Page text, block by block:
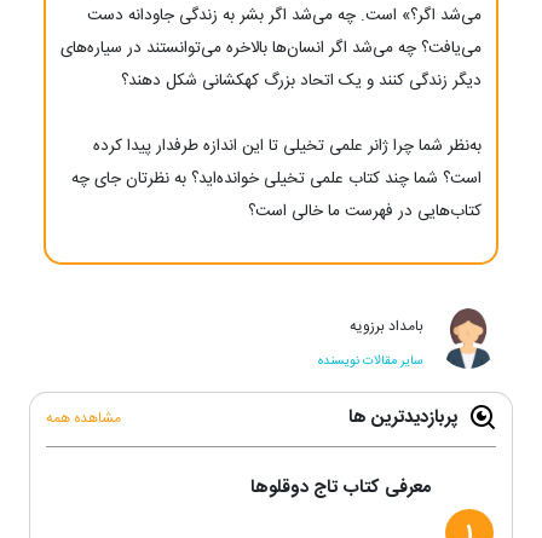
می‌شد اگر؟» است. چه می‌شد اگر بشر به زندگی جاودانه دست
می‌یافت؟ چه می‌شد اگر انسان‌ها بالاخره می‌توانستند در سیاره‌های
دیگر زندگی کنند و یک اتحاد بزرگ کهکشانی شکل دهند؟
به‌نظر شما چرا ژانر علمی تخیلی تا این اندازه طرفدار پیدا کرده
است؟ شما چند کتاب علمی تخیلی خوانده‌اید؟ به‌ نظرتان جای چه
کتاب‌‌هایی در فهرست ما خالی است؟
بامداد برزویه
سایر مقالات نویسنده
پربازدیدترین ها مشاهده همه
معرفی کتاب تاج دوقلوها